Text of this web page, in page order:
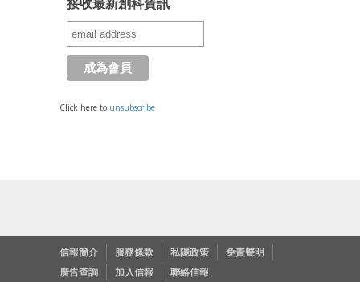
接收最新創科資訊
Click here to unsubscribe
信報簡介 服務條款 私隱政策
免責聲明
廣告查詢
加入信報 聯絡信報